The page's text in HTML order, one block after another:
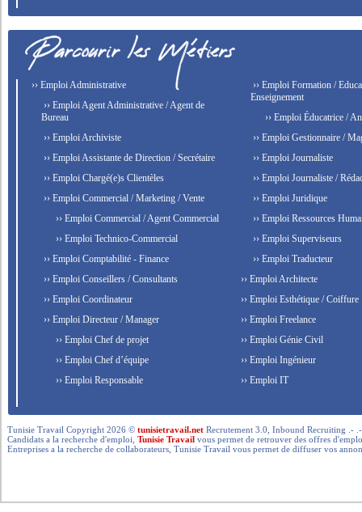
›› Emploi Administrative
›› Emploi Agent Administrative / Agent de
Bureau
›› Emploi Archiviste
›› Emploi Assistante de Direction / Secrétaire
›› Emploi Chargé(e)s Clientèles
›› Emploi Commercial / Marketing / Vente
›› Emploi Commercial / Agent Commercial
›› Emploi Technico-Commercial
›› Emploi Comptabilité - Finance
›› Emploi Conseillers / Consultants
›› Emploi Coordinateur
›› Emploi Directeur / Manager
›› Emploi Chef de projet
›› Emploi Chef d’équipe
›› Emploi Responsable
›› Emploi Formation /
Enseignement
›› Emploi Éducatrice /
›› Emploi Gestionnaire /
›› Emploi Journaliste
›› Emploi Journaliste /
›› Emploi Juridique
›› Emploi Ressources
›› Emploi Superviseurs
›› Emploi Traducteur
›› Emploi Architecte
›› Emploi Esthétique / Coiffure
›› Emploi Freelance
›› Emploi Génie Civil
›› Emploi Ingénieur
›› Emploi IT
Tunisie Travail Copyright 2026 ©tunisietravail.net Recrutement 3.0, Inbound Recruiting .-
Candidats a la recherche d'emploi,Tunisie Travail vous permet de retrouver des offres
Entreprises a la recherche de collaborateurs, Tunisie Travail vous permet de diffuser vos